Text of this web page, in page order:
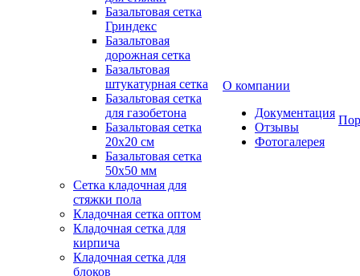
Базальтовая сетка
Гриндекс
Базальтовая
дорожная сетка
Базальтовая
штукатурная сетка
Базальтовая сетка
для газобетона
Базальтовая сетка
20x20 см
Базальтовая сетка
50x50 мм
Сетка кладочная для
стяжки пола
Кладочная сетка оптом
Кладочная сетка для
кирпича
Кладочная сетка для
блоков
О компании
Документация
Отзывы
Фотогалерея